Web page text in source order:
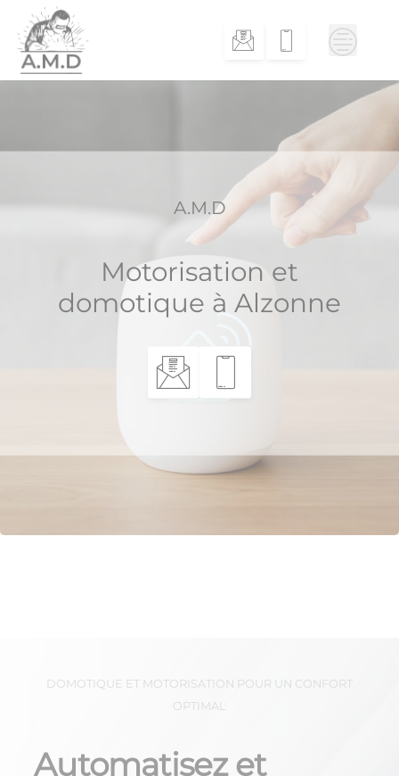
content
A.M.D
Motorisation et
domotique à Alzonne
DOMOTIQUE ET MOTORISATION POUR UN CONFORT
OPTIMAL
Automatisez et